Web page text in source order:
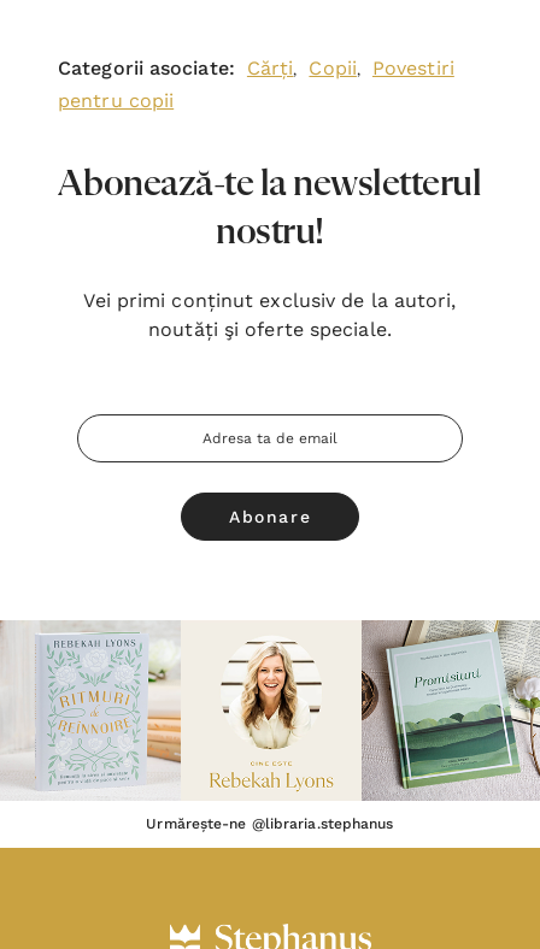
Categorii asociate: Cărți, Copii,
Povestiri
pentru copii
Abonează-te la newsletterul
nostru!
Vei primi conținut exclusiv de la autori,
noutăți şi oferte speciale.
Adresa
Email
Urmărește-ne @libraria.stephanus